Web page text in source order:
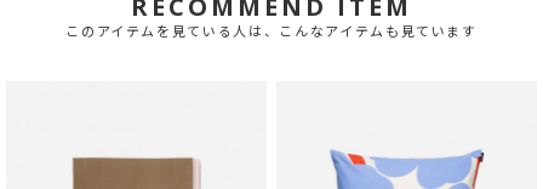
RECOMMEND ITEM
このアイテムを見ている人は、こんなアイテムも見ています